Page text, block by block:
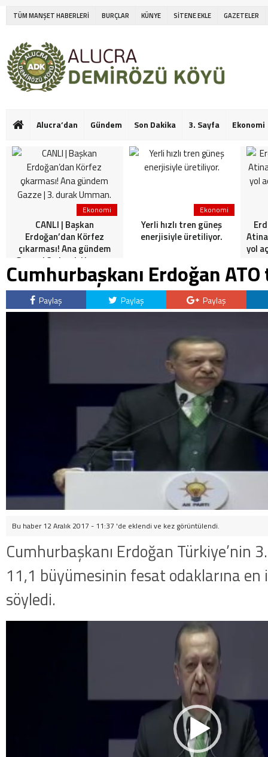
TÜM MANŞET HABERLERİ BURÇLAR KÜNYE SİTENE EKLE GAZETELER
Alucra’dan Gündem Son Dakika 3. Sayfa Ekonomi
Ekonomi
CANLI | Başkan
Erdoğan’dan Körfez
çıkarması! Ana gündem
Gazze | 3. durak Umman.
Ekonomi
Yerli hızlı tren güneş
enerjisiyle üretiliyor.
yol
Cumhurbaşkanı Erdoğan
Paylaş Paylaş Paylaş
Bu haber 12 Aralık 2017 - 11:37 'de eklendi ve kez görüntülendi.
Cumhurbaşkanı Erdoğan Türkiye’nin
11,1 büyümesinin fesat odaklarına en
söyledi.